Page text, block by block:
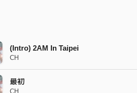
(Intro) 2AM In Taipei
CH
最初
CH